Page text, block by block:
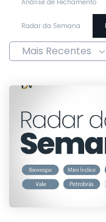
Análise de Fechamento
Radar da Semana